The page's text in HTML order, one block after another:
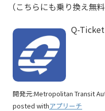
（こちらにも乗り換え無
Q-
開発元:Metropolitan Transit
posted withアプリーチ